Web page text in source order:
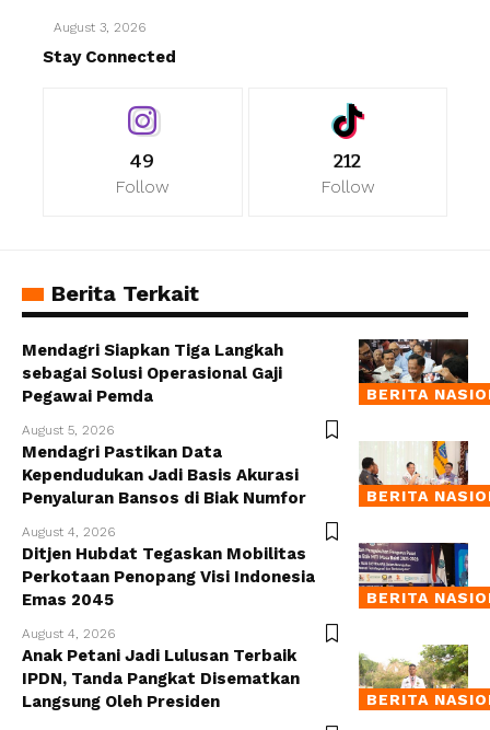
August 3, 2026
Stay Connected
49
Follow
212
Follow
Berita Terkait
BERITA
Mendagri Siapkan Tiga Langkah
sebagai Solusi Operasional Gaji
Pegawai Pemda
August 5, 2026
BERITA
Mendagri Pastikan Data
Kependudukan Jadi Basis Akurasi
Penyaluran Bansos di Biak Numfor
August 4, 2026
BERITA
Ditjen Hubdat Tegaskan Mobilitas
Perkotaan Penopang Visi Indonesia
Emas 2045
August 4, 2026
BERITA
Anak Petani Jadi Lulusan Terbaik
IPDN, Tanda Pangkat Disematkan
Langsung Oleh Presiden